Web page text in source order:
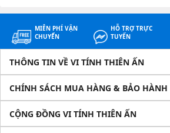
MIỄN PHÍ VẬN
CHUYỂN
HỖ TRỢ TRỰC
TUYẾN
THÔNG TIN VỀ VI TÍNH THIÊN ẤN
CHÍNH SÁCH MUA HÀNG & BẢO HÀNH
CỘNG ĐỒNG VI TÍNH THIÊN ẤN